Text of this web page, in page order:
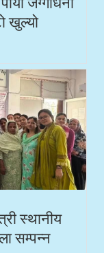
खुल्यो
स्थानीय
सम्पन्न